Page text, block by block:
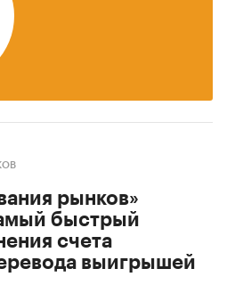
рынка в связи с высоким
торговой недвижимости;
репутации
у потребителей;
в законодательстве в сфере
рынков»
быстрый
счета
выигрышей